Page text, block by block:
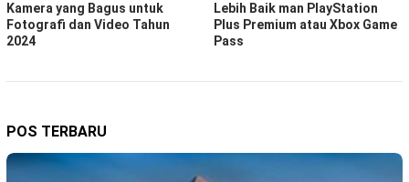
Kamera yang Bagus untuk
Fotografi dan Video Tahun
2024
Lebih Baik man PlayStation
Plus Premium atau Xbox Game
Pass
POS TERBARU